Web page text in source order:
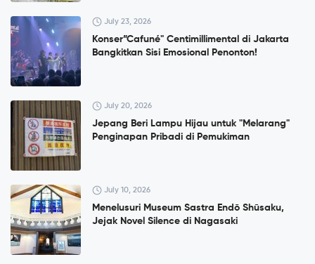
July 23, 2026
Konser”Cafuné" Centimillimental di Jakarta
Bangkitkan Sisi Emosional Penonton!
July 20, 2026
Jepang Beri Lampu Hijau untuk "Melarang"
Penginapan Pribadi di Pemukiman
July 10, 2026
Menelusuri Museum Sastra Endō Shūsaku,
Jejak Novel Silence di Nagasaki